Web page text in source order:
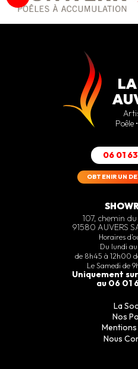
Poêle
107, chemin
91580 AUVERS
Horaires
Du lundi
de 8h45 à 12h00
Le Samedi de
Uniquement
au 06 01
La
Nos
Nous
06 01
OBTENIR UN